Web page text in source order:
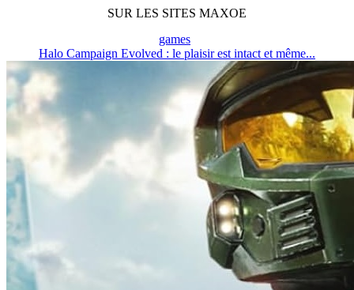
SUR LES SITES MAXOE
games
Halo Campaign Evolved : le plaisir est intact et même...